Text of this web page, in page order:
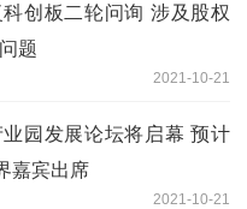
创板二轮问询 涉及股权
题
2021-10-21
园发展论坛将启幕 预计
嘉宾出席
2021-10-21